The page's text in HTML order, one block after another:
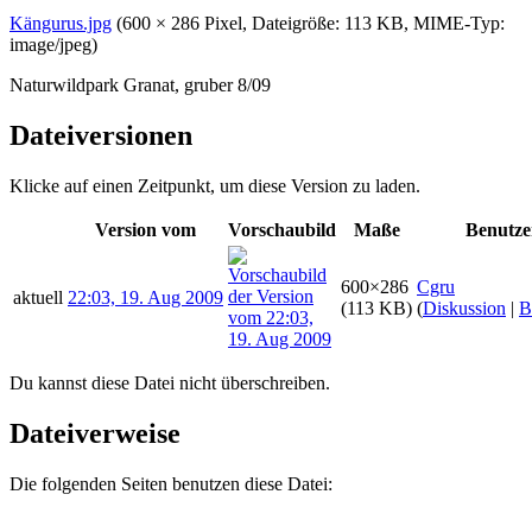
Kängurus.jpg (600 × 286 Pixel, Dateigröße: 113 KB, MIME-Typ:
image/jpeg)
Naturwildpark Granat, gruber 8/09
Dateiversionen
Klicke auf einen Zeitpunkt, um diese Version zu laden.
Version vom Vorschaubild Maße
aktuell 22:03, 19. Aug 2009
600×286
(113 KB)
Cgru
(Diskussion |
Du kannst diese Datei nicht überschreiben.
Dateiverweise
Die folgenden Seiten benutzen diese Datei: